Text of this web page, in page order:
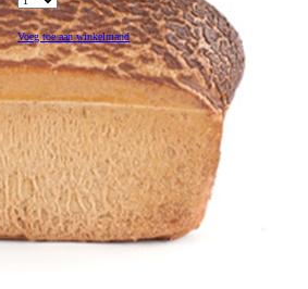
Voeg toe aan winkelmand